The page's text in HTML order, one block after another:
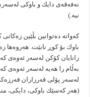
نەفەقەی دایك و باوكی
نیە.)
كەواتە دەتوانین بڵێین
باوك بۆ كوڕ نابێت. هەروەها
زانایان كۆكن لەسەر ئەوەی
بەڵام را هەیە لەسەر ئەوەی
لەسەر پۆلی قەرزاران
(هەر كەسێك باوكی، دایكی،